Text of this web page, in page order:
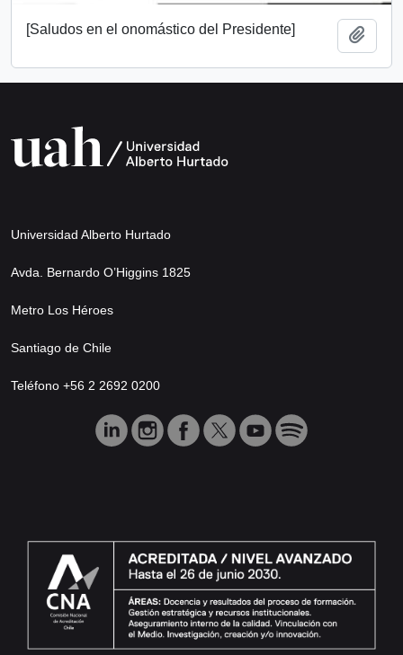
[Saludos en el onomástico del Presidente]
Universidad Alberto Hurtado
Avda. Bernardo O’Higgins 1825
Metro Los Héroes
Santiago de Chile
Teléfono +56 2 2692 0200